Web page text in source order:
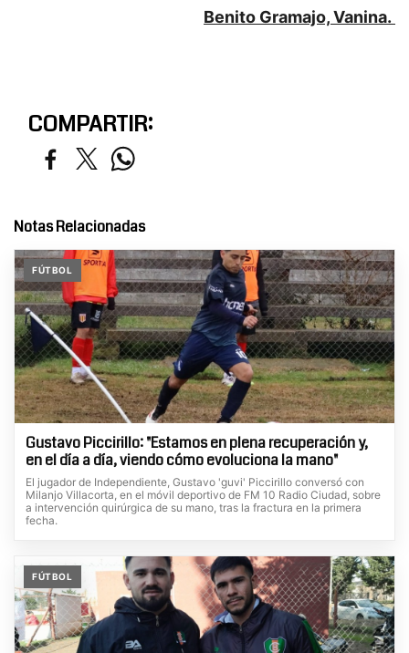
Benito Gramajo, Vanina.
COMPARTIR:
Notas Relacionadas
FÚTBOL
Gustavo Piccirillo: "Estamos en plena recuperación y,
en el día a día, viendo cómo evoluciona la mano"
El jugador de Independiente, Gustavo 'guvi' Piccirillo conversó con
Milanjo Villacorta, en el móvil deportivo de FM 10 Radio Ciudad, sobre
a intervención quirúrgica de su mano, tras la fractura en la primera
fecha.
FÚTBOL